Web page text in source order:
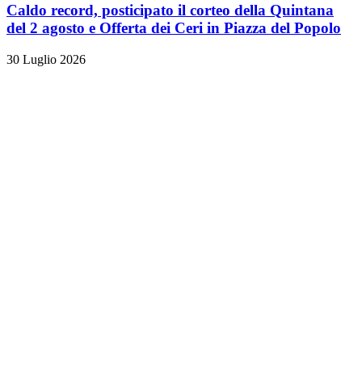
Caldo record, posticipato il corteo della Quintana
del 2 agosto e Offerta dei Ceri in Piazza del Popolo
30 Luglio 2026